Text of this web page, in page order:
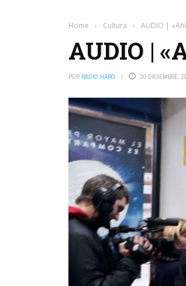
Home › Cultura › AUDIO |
AUDIO |
POR RADIO HARO 20 DICIEMBRE,